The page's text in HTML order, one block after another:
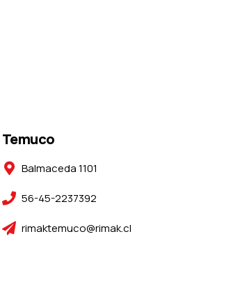
Temuco
Balmaceda 1101
56-45-2237392
rimaktemuco@rimak.cl